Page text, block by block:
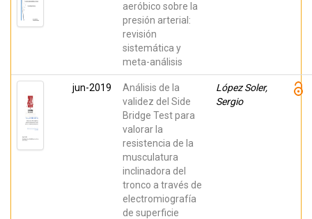
aeróbico sobre la
presión arterial:
revisión
sistemática y
meta-análisis
jun-2019
Análisis de la
validez del Side
Bridge Test para
valorar la
resistencia de la
musculatura
inclinadora del
tronco a través de
electromiografía
de superficie
López Soler,
Sergio